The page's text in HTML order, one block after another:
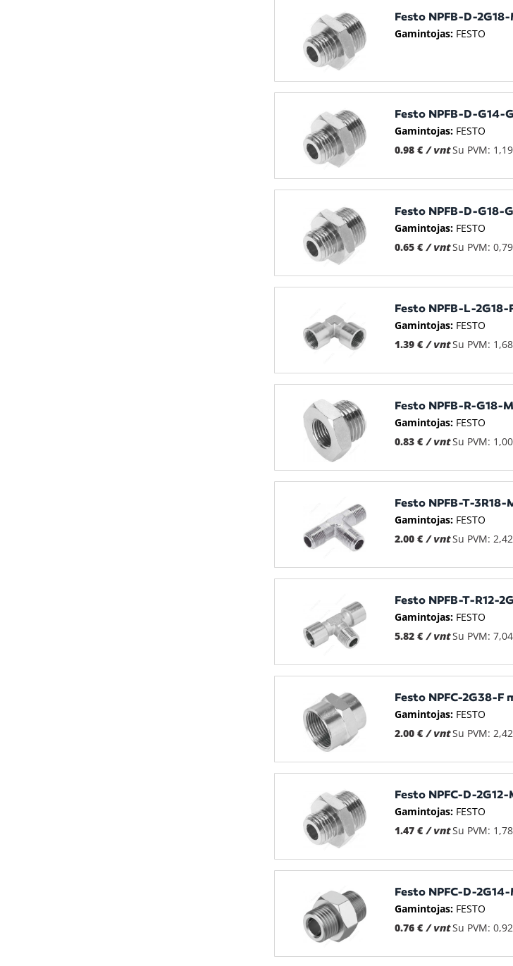
Festo NPFB-D-
Gamintojas: FESTO
Festo NPFB-D-G14-
Gamintojas: FESTO
0.98 € / vnt Su PVM:
Festo NPFB-D-G18-
Gamintojas: FESTO
0.65 € / vnt Su PVM:
Festo NPFB-L-
Gamintojas: FESTO
1.39 € / vnt Su PVM:
Festo NPFB-R-G18-
Gamintojas: FESTO
0.83 € / vnt Su PVM:
Festo NPFB-T-3R18-
Gamintojas: FESTO
2.00 € / vnt Su PVM:
Festo NPFB-T-R12-
Gamintojas: FESTO
5.82 € / vnt Su PVM:
Festo NPFC-2G38-F
Gamintojas: FESTO
2.00 € / vnt Su PVM:
Festo NPFC-D-
Gamintojas: FESTO
1.47 € / vnt Su PVM:
Festo NPFC-D-
Gamintojas: FESTO
0.76 € / vnt Su PVM: